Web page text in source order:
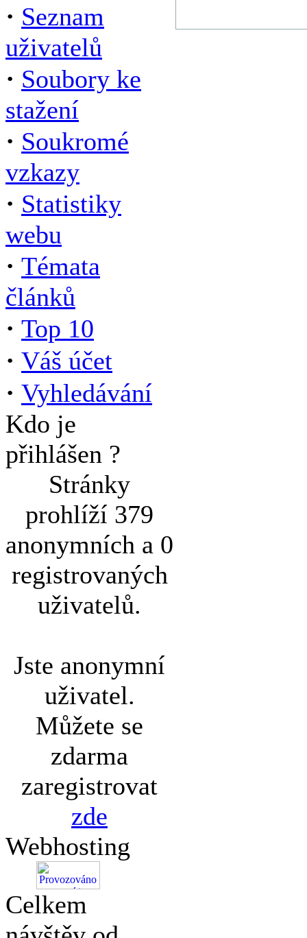
· Seznam
uživatelů
· Soubory ke
stažení
· Soukromé
vzkazy
· Statistiky
webu
· Témata
článků
· Top 10
· Váš účet
· Vyhledávání
Kdo je
přihlášen ?
Stránky
prohlíží 379
anonymních a 0
registrovaných
uživatelů.
Jste anonymní
uživatel.
Můžete se
zdarma
zaregistrovat
zde
Webhosting
Celkem